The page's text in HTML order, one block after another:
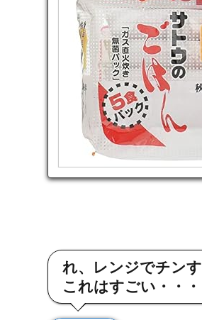
れ、レンジでチン
これはすごい・・・